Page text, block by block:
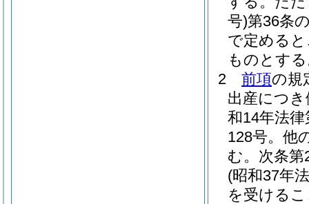
号)第36条
で定める
ものとす
2
前項の規
出産につ
和14年法律
128号。他
む。次条
(昭和37年
を受ける